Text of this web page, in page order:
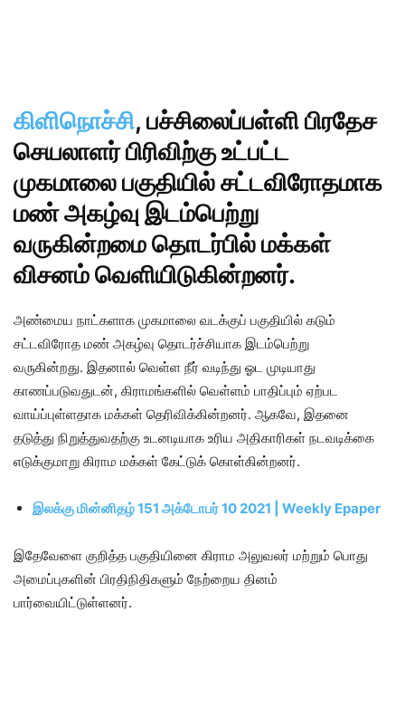
கிளிநொச்சி, பச்சிலைப்பள்ளி பிரதேச
செயலாளர் பிரிவிற்கு உட்பட்ட
முகமாலை பகுதியில் சட்டவிரோதமாக
மண் அகழ்வு இடம்பெற்று
வருகின்றமை தொடர்பில் மக்கள்
விசனம் வெளியிடுகின்றனர்.
அண்மைய நாட்களாக முகமாலை வடக்குப் பகுதியில் கடும்
சட்டவிரோத மண் அகழ்வு தொடர்ச்சியாக இடம்பெற்று
வருகின்றது. இதனால் வெள்ள நீர் வடிந்து ஓட முடியாது
காணப்படுவதுடன், கிராமங்களில் வெள்ளம் பாதிப்பும் ஏற்பட
வாய்ப்புள்ளதாக மக்கள் தெரிவிக்கின்றனர். ஆகவே, இதனை
தடுத்து நிறுத்துவதற்கு உடனடியாக உரிய அதிகாரிகள் நடவடிக்கை
எடுக்குமாறு கிராம மக்கள் கேட்டுக் கொள்கின்றனர்.
இலக்கு மின்னிதழ் 151 அக்டோபர் 10 2021 | Weekly Epaper
இதேவேளை குறித்த பகுதியினை கிராம அலுவலர் மற்றும் பொது
அமைப்புகளின் பிரதிநிதிகளும் நேற்றைய தினம்
பார்வையிட்டுள்ளனர்.